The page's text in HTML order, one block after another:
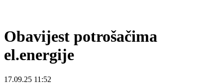
Obavijest potrošačima
el.energije
17.09.25 11:52